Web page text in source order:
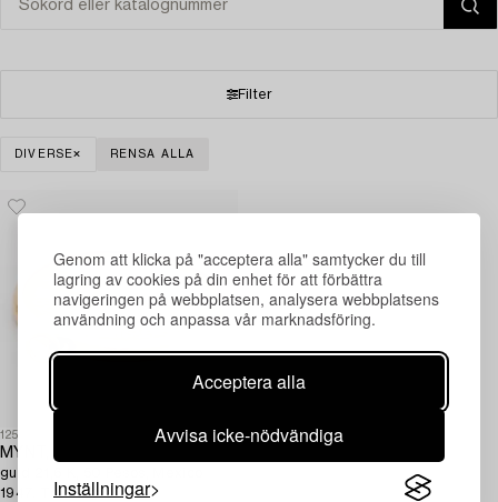
Genom att klicka på "acceptera alla" samtycker du till
lagring av cookies på din enhet för att förbättra
navigeringen på webbplatsen, analysera webbplatsens
användning och anpassa vår marknadsföring.
Acceptera alla
Avvisa icke-nödvändiga
Inställningar
Filter
DIVERSE RENSA ALLA
1252102
MYNT,
guld 21,6 K, 50 Pesos, Mexico
1947. Tot 45 gram.